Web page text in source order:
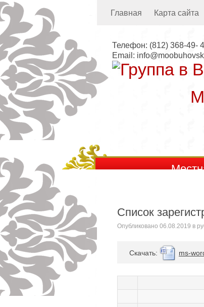
Главная Карта сайта
Телефон: (812) 368-49-
Email:
Список
Опубликовано 06.08.2019 в
Cкачать: ms-